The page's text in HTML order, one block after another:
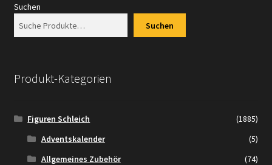
Suchen
Suchen
Produkt-Kategorien
Figuren Schleich
(1885)
Adventskalender
(5)
Allgemeines Zubehör
(74)